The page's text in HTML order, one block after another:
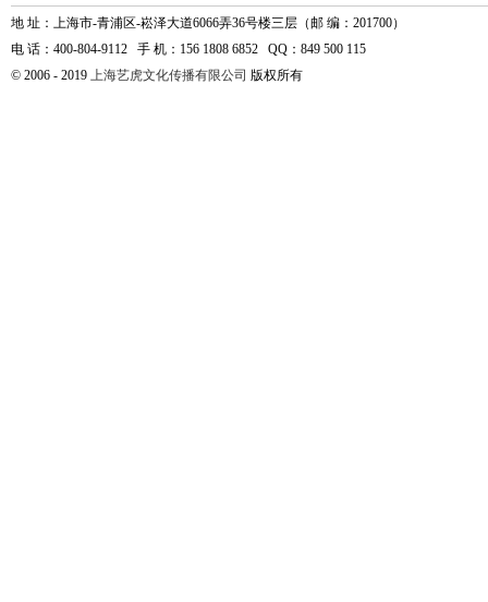
地 址：上海市-青浦区-崧泽大道6066弄36号楼三层（邮 编：201700）
电 话：400-804-9112 手 机：156 1808 6852 QQ：849 500 115
© 2006 - 2019 上海艺虎文化传播有限公司 版权所有